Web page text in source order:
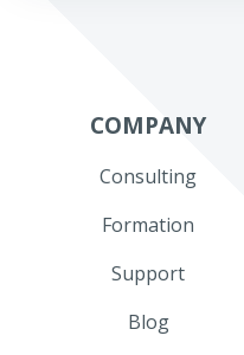
COMPANY
Consulting
Formation
Support
Blog